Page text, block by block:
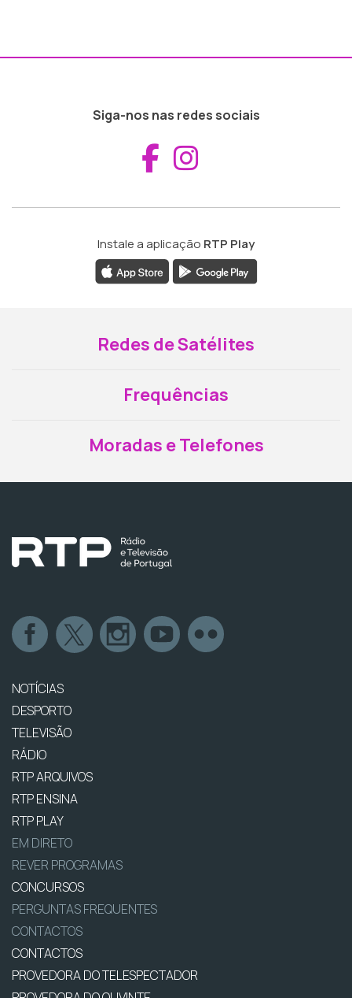
Siga-nos nas redes sociais
Aceder ao
Instale a aplicação RTP Play
Redes de Satélites
Frequências
Moradas e Telefones
NOTÍCIAS
DESPORTO
TELEVISÃO
RÁDIO
RTP ARQUIVOS
RTP ENSINA
RTP PLAY
EM DIRETO
REVER PROGRAMAS
CONCURSOS
PERGUNTAS FREQUENTES
CONTACTOS
CONTACTOS
PROVEDORA DO TELESPECTADOR